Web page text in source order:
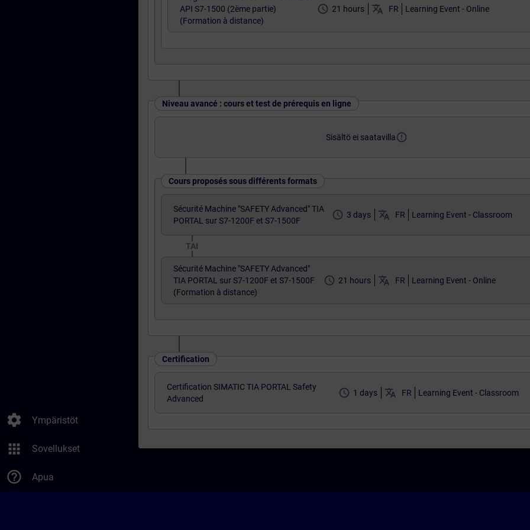
settings Ympäristöt
apps Sovellukset
help_outline Apua
API S7-1500 (2ème partie)
(Formation à distance)
access_time 21 hours translate FR Learning Event - Online
Niveau avancé : cours et test de prérequis en ligne
Sisältö ei saatavillaerror_outline
Cours proposés sous différents formats
Sécurité Machine "SAFETY Advanced" TIA
PORTAL sur S7-1200F et S7-1500F
access_time 3 days translate FR Learning Event - Classroom
TAI
Sécurité Machine "SAFETY Advanced"
TIA PORTAL sur S7-1200F et S7-1500F
(Formation à distance)
access_time 21 hours translate FR Learning Event - Online
Certification
Certification SIMATIC TIA PORTAL Safety
Advanced
access_time 1 days translate FR Learning Event - Classroom